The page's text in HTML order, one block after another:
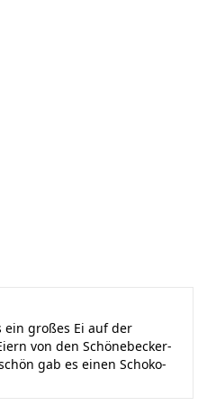
ein großes Ei auf der
von den Schönebecker-
gab es einen Schoko-